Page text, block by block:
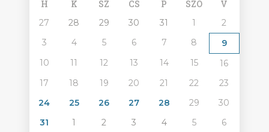
H K SZ CS P SZO V
27 28 29 30 31 1
2
3
4 5 6 7 8
9
10
11 12 13 14 15
16
17
18 19 20 21 22
23
24
25 26 27 28 29
30
31
1 2 3 4 5 6